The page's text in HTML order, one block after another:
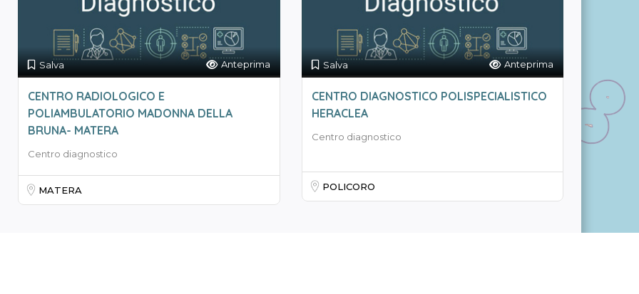
Salva Anteprima
CENTRO RADIOLOGICO E
POLIAMBULATORIO MADONNA DELLA
BRUNA- MATERA
Centro diagnostico
MATERA
Salva Anteprima
CENTRO DIAGNOSTICO POLISPECIALISTICO
HERACLEA
Centro diagnostico
POLICORO